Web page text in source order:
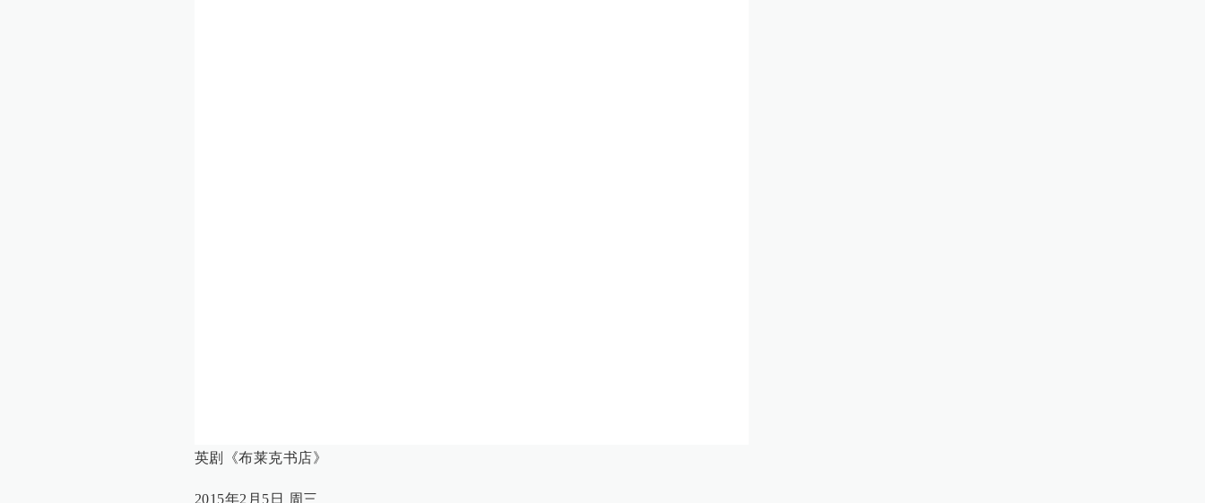
英剧《布莱克书店》
2015年2月5日 周三